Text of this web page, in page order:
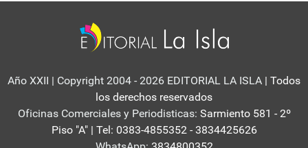
Año XXII | Copyright 2004 - 2026 EDITORIAL LA ISLA | Todos
los derechos reservados
Oficinas Comerciales y Periodisticas: Sarmiento 581 - 2º
Piso "A" | Tel: 0383-4855352 - 3834425626